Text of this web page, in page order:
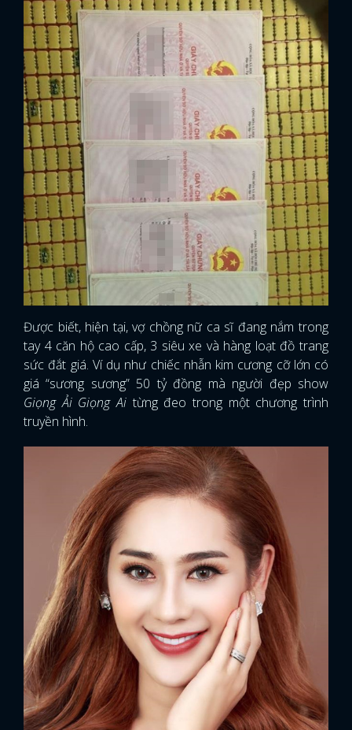
Được biết, hiện tại, vợ chồng nữ ca sĩ đang nắm trong
tay 4 căn hộ cao cấp, 3 siêu xe và hàng loạt đồ trang
sức đắt giá. Ví dụ như chiếc nhẫn kim cương cỡ lớn có
giá “sương sương” 50 tỷ đồng mà người đẹp show
Giọng Ải Giọng Ai từng đeo trong một chương trình
truyền hình.